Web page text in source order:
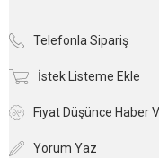
Telefonla Sipariş
İstek Listeme Ekle
Fiyat Düşünce Haber
Yorum Yaz